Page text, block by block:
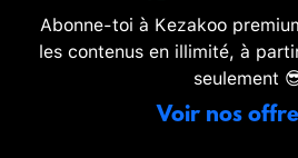
Abonne-toi à Kezakoo
les contenus en illimité, à
seulement
Voir nos